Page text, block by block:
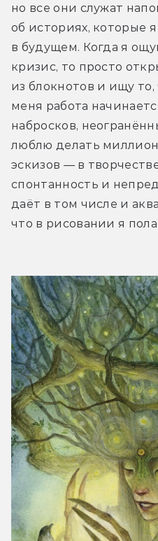
но все они служат
об историях, которые я
в будущем. Когда я
кризис, то просто
из блокнотов и ищу
меня работа
набросков,
люблю делать
эскизов — в
спонтанность и
даёт в том числе и
что в рисовании я